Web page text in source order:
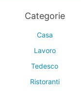
Categorie
Casa
Lavoro
Tedesco
Ristoranti